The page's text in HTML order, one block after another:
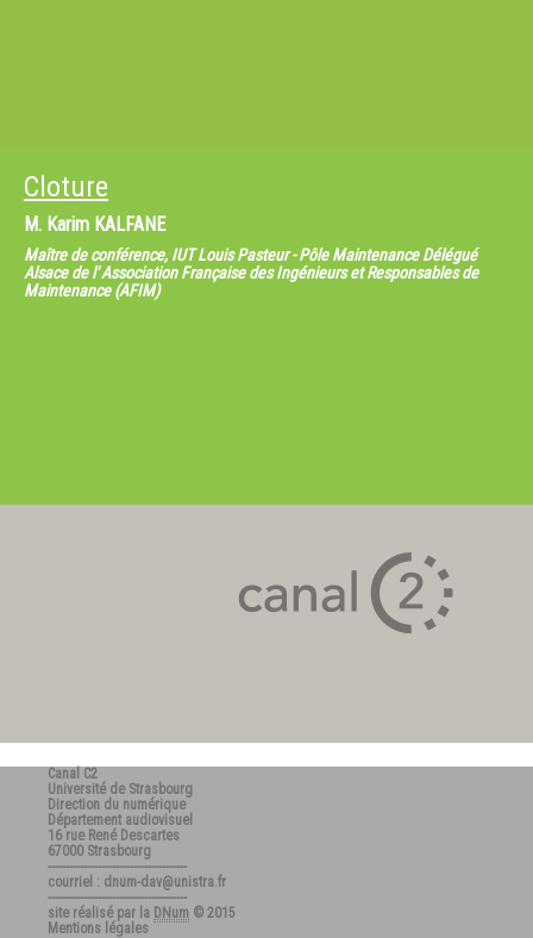
Cloture
M. Karim KALFANE
Maître de conférence, IUT Louis Pasteur - Pôle Maintenance Délégué
Alsace de l' Association Française des Ingénieurs et Responsables de
Maintenance (AFIM)
Canal C2
Université de Strasbourg
Direction du numérique
Département audiovisuel
16 rue René Descartes
67000 Strasbourg
---------------------------------------
courriel : dnum-dav@unistra.fr
---------------------------------------
site réalisé par la DNum © 2015
Mentions légales